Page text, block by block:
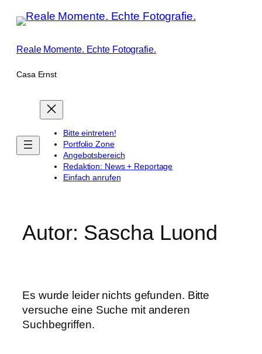
Zum
Inhalt
Reale Momente. Echte Fotografie.
Casa Ernst
Bitte eintreten!
Portfolio Zone
Angebotsbereich
Redaktion: News + Reportage
Einfach anrufen
Autor: Sascha Luond
Es wurde leider nichts gefunden. Bitte
versuche eine Suche mit anderen
Suchbegriffen.